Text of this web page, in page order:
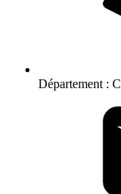
Département :